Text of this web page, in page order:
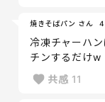
焼きそばパン さん
冷凍チャーハン
チンするだけw
共感 11